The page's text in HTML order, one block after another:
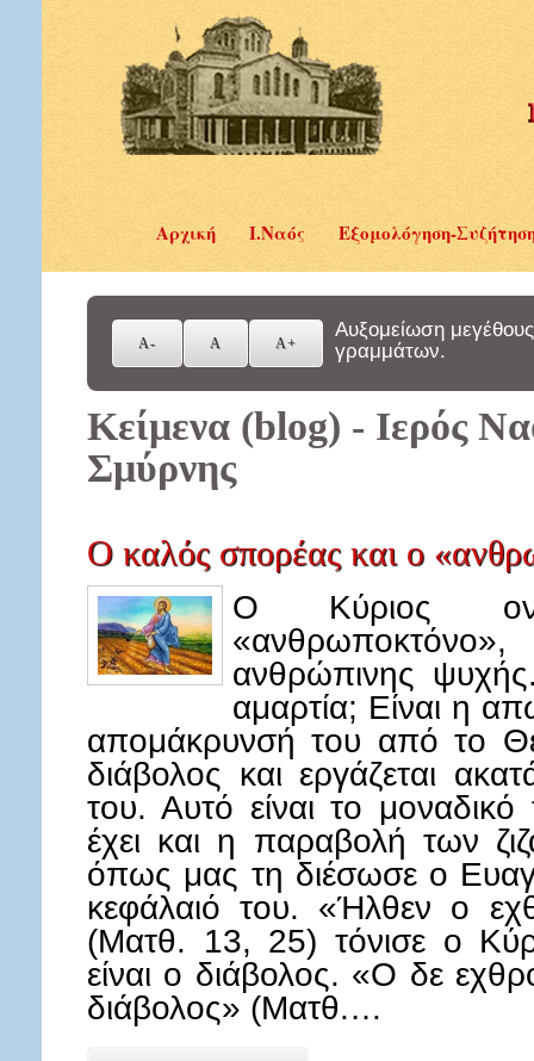
Αρχική Ι.Ναός Εξομολόγηση-
Αυξομείωση μεγέθους
γραμμάτων.
Κείμενα (blog) - Ιερός
Σμύρνης
Ο καλός σπορέας και ο
Ο Κύριος
ανθρώπινης ψυχής.
αμαρτία; Είναι η
απομάκρυνσή του από το
διάβολος και εργάζεται
του. Αυτό είναι το
έχει και η παραβολή των
όπως μας τη διέσωσε ο
κεφάλαιό του. «Ήλθεν ο
(Ματθ. 13, 25) τόνισε ο
είναι ο διάβολος. «Ο δε
διάβολος» (Ματθ.…